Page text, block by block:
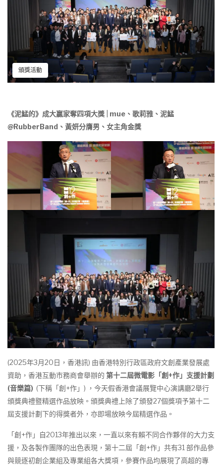
頒獎活動
《泥鯭的》成大贏家奪四項大獎
mue、歌莉雅、泥鯭
@RubberBand、黃妍分膺男 、 女主角金獎
(2025年3月20日，香港訊) 由香港特別行政區政府文創產業發展處
資助，香港互動市務商會舉辦的 第十二屆微電影「創+作」支援計劃
(音樂篇) (下稱「創+作」) ，今天假香港會議展覽中心演講廳2舉行
頒獎典禮暨精選作品放映。頒獎典禮上除了頒發27個獎項予第十二
屆支援計劃下的得獎者外，亦即場放映今屆精選作品。
「創+作」自2013年推出以來，一直以來有賴不同合作夥伴的大力支
援，及各製作團隊的出色表現，第十二屆「創+作」共有31 部作品參
與競逐初創企業組及專業組各大獎項，參賽作品均展現了高超的專